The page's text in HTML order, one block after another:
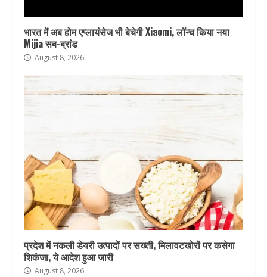
भारत में अब होम एप्लायंसेज भी बेचेगी Xiaomi, लॉन्च किया नया
Mijia सब-ब्रांड
August 8, 2026
प्रदेश में नकली डेयरी उत्पादों पर सख्ती, मिलावटखोरों पर कसेगा
शिकंजा, ये आदेश हुआ जारी
August 8, 2026